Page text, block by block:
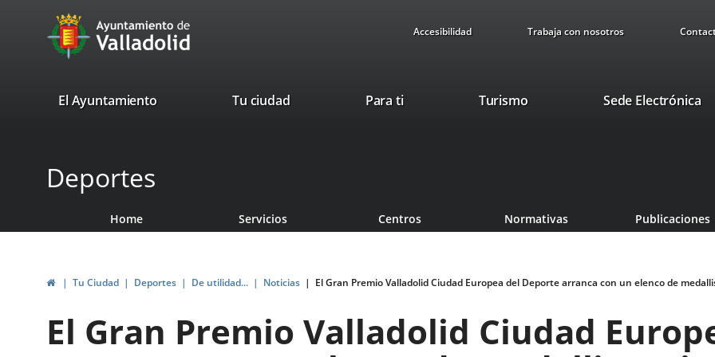
Portal
Web
Ayuntamiento
Valladolid
Accesibilidad Trabaja con nosotros
valladolid.es
El Ayuntamiento Tu ciudad Para ti TurismoThis
up
Sede Electrónica
Deportes
Home Servicios Centros Normativas Publicaciones
HomeTu Ciudad Deportes De utilidad... Noticias El Gran Premio Valladolid Ciudad Europea del Deporte arranca con un elenco de
El Gran Premio Valladolid Ciudad